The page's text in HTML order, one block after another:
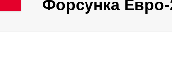
Форсунка